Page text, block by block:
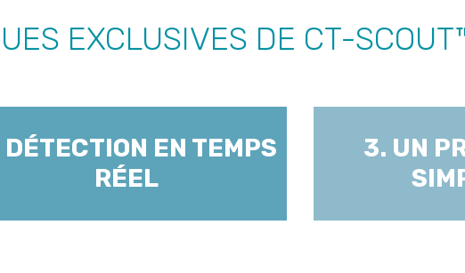
EXCLUSIVES DE CT-
EN TEMPS
RÉEL
3. UN